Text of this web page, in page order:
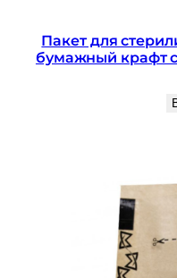
Пакет для
бумажный крафт